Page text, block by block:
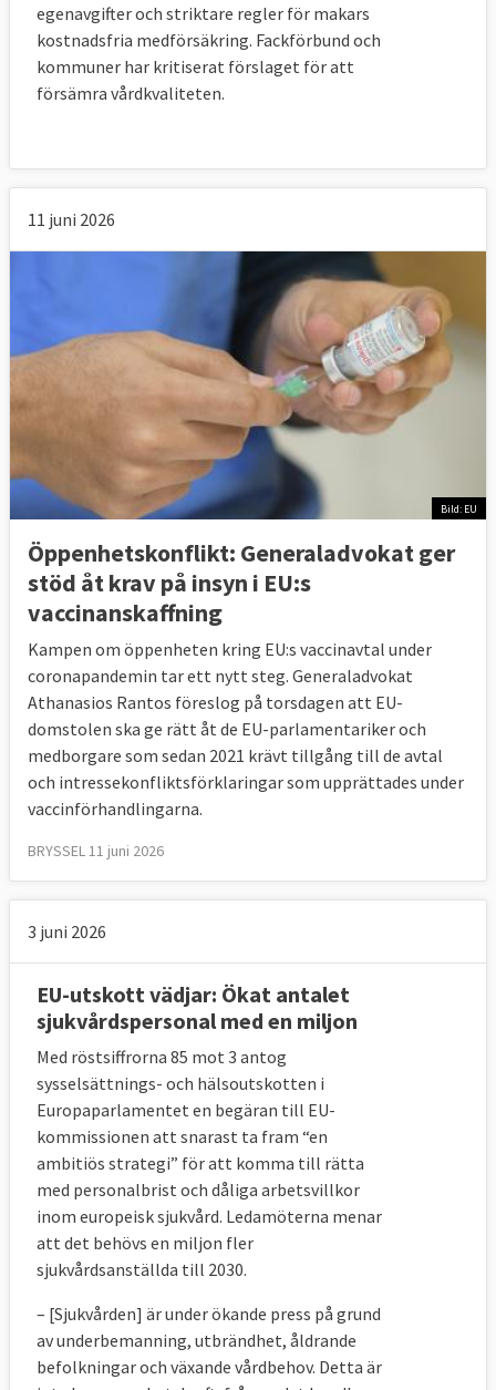
egenavgifter och striktare regler för makars
kostnadsfria medförsäkring. Fackförbund och
kommuner har kritiserat förslaget för att
försämra vårdkvaliteten.
11 juni 2026
Bild: EU
Öppenhetskonflikt: Generaladvokat ger
stöd åt krav på insyn i EU:s
vaccinanskaffning
Kampen om öppenheten kring EU:s vaccinavtal under
coronapandemin tar ett nytt steg. Generaladvokat
Athanasios Rantos föreslog på torsdagen att EU-
domstolen ska ge rätt åt de EU-parlamentariker och
medborgare som sedan 2021 krävt tillgång till de avtal
och intressekonfliktsförklaringar som upprättades under
vaccinförhandlingarna.
BRYSSEL 11 juni 2026
3 juni 2026
EU-utskott vädjar: Ökat antalet
sjukvårdspersonal med en miljon
Med röstsiffrorna 85 mot 3 antog
sysselsättnings- och hälsoutskotten i
Europaparlamentet en begäran till EU-
kommissionen att snarast ta fram “en
ambitiös strategi” för att komma till rätta
med personalbrist och dåliga arbetsvillkor
inom europeisk sjukvård. Ledamöterna menar
att det behövs en miljon fler
sjukvårdsanställda till 2030.
– [Sjukvården] är under ökande press på grund
av underbemanning, utbrändhet, åldrande
befolkningar och växande vårdbehov. Detta är